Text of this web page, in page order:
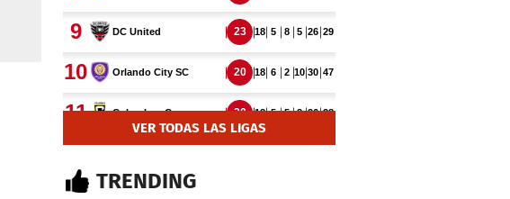
VER TODAS LAS LIGAS
TRENDING